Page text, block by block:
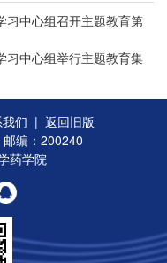
习中心组召开主题教育第
习中心组举行主题教育集
们 | 返回旧版
编：200240
药学院